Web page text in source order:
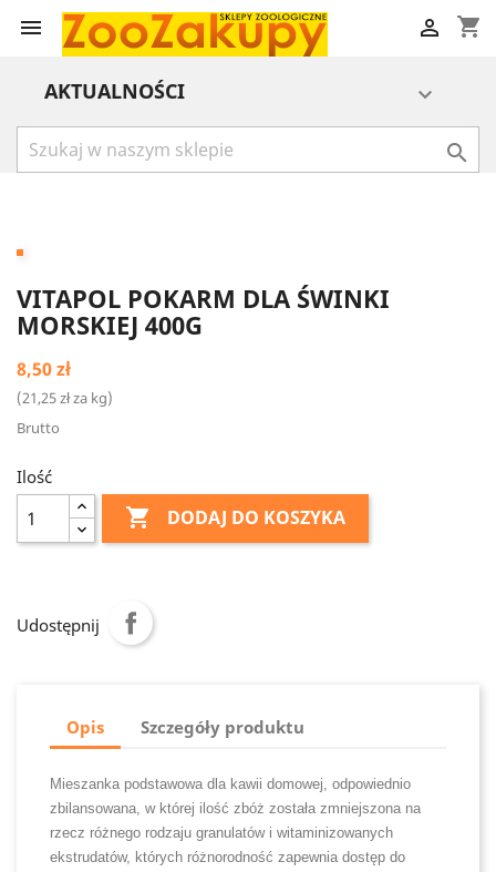
 shopping_cart

AKTUALNOŚCI 

VITAPOL POKARM DLA ŚWINKI
MORSKIEJ 400G
8,50 zł
(21,25 zł za kg)
Brutto
Ilość
 DODAJ DO KOSZYKA
Udostępnij
Opis Szczegóły produktu
Mieszanka podstawowa dla kawii domowej, odpowiednio
zbilansowana, w której ilość zbóż została zmniejszona na
rzecz różnego rodzaju granulatów i witaminizowanych
ekstrudatów, których różnorodność zapewnia dostęp do